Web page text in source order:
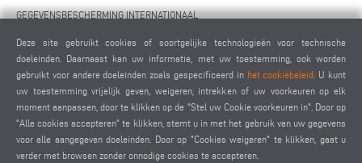
GEGEVENSBESCHERMING INTERNATIONAAL
OVEREENKOMST VOOR ONDERHOUD OP AFSTAND
COOKIES INSTELLINGEN
GEDRAGSCODE VOOR LEVERANCIERS
Deze site gebruikt cookies of soortgelijke technologieën voor technische
doeleinden. Daarnaast kan uw informatie, met uw toestemming, ook worden
gebruikt voor andere doeleinden zoals gespecificeerd in het cookiebeleid . U kunt
uw toestemming vrijelijk geven, weigeren, intrekken of uw voorkeuren op elk
moment aanpassen, door te klikken op de "Stel uw Cookie voorkeuren in". Door op
"Alle cookies accepteren" te klikken, stemt u in met het gebruik van uw gegevens
voor alle aangegeven doeleinden. Door op "Cookies weigeren" te klikken, gaat u
verder met browsen zonder onnodige cookies te accepteren.